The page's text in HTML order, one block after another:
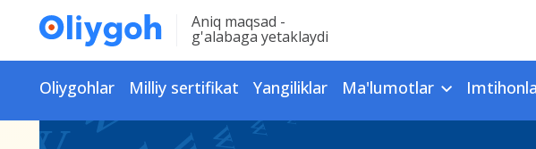
Aniq maqsad -
g'alabaga yetaklaydi
Oliygohlar Milliy sertifikat Yangiliklar Ma'lumotlar